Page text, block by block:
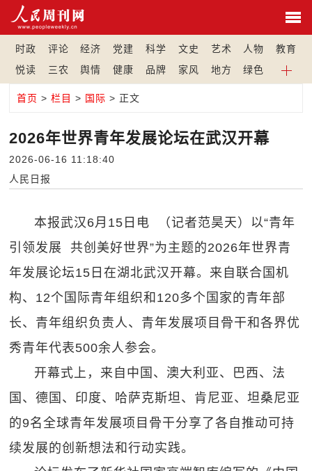
时政 评论 经济 党建 科学 文史 艺术 人物
教育
悦读
三农 舆情 健康 品牌 家风 地方 绿色
首页 >栏目 > 国际 > 正文
2026年世界青年发展论坛在武汉开幕
2026-06-16 11:18:40
人民日报
本报武汉6月15日电 （记者范昊天）以“青年
引领发展 共创美好世界”为主题的2026年世界青
年发展论坛15日在湖北武汉开幕。来自联合国机
构、12个国际青年组织和120多个国家的青年部
长、青年组织负责人、青年发展项目骨干和各界优
秀青年代表500余人参会。
开幕式上，来自中国、澳大利亚、巴西、法
国、德国、印度、哈萨克斯坦、肯尼亚、坦桑尼亚
的9名全球青年发展项目骨干分享了各自推动可持
续发展的创新想法和行动实践。